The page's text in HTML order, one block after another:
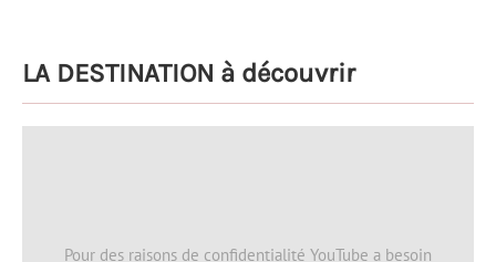
LA DESTINATION à découvrir
Pour des raisons de confidentialité YouTube a besoin